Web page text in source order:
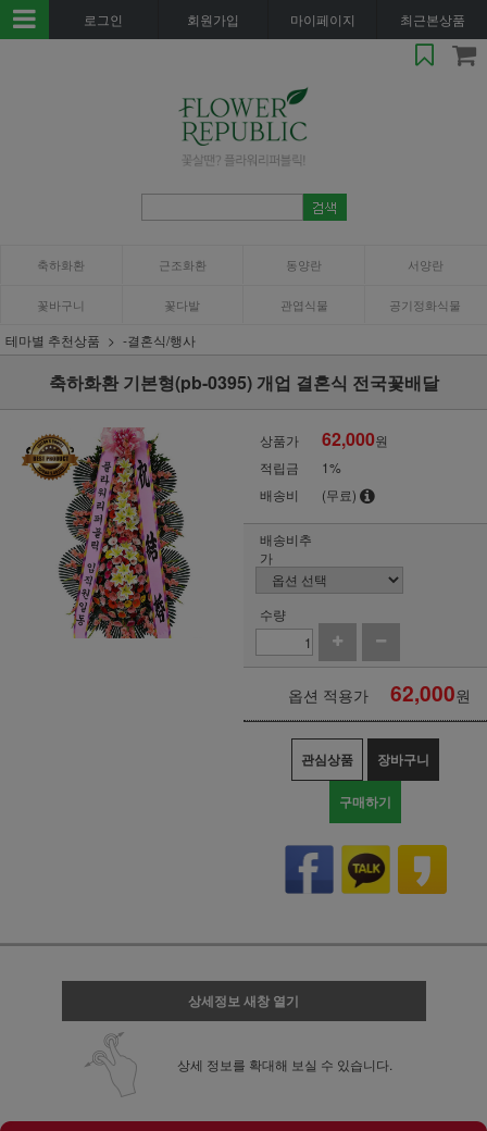
로그인 회원가입 마이페이지 최근본상품
축하화환 근조화환 동양란 서양란
꽃바구니 꽃다발 관엽식물 공기정화식물
테마별 추천상품 -결혼식/행사
축하화환 기본형(pb-0395) 개업 결혼식 전국꽃배달
상품가 62,000원
적립금
1%
배송비
(무료)
배송비추
가
수량
옵션 적용가 62,000원
관심상품 장바구니
구매하기
상세정보 새창 열기
상세 정보를 확대해 보실 수 있습니다.